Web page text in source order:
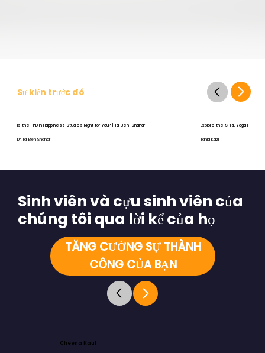
TĂNG CƯỜNG SỰ THÀNH
CÔNG CỦA BẠN
Sinh viên và cựu sinh viên của
chúng tôi qua lời kể của họ
Cheena Kaul
Sự kiện trước đó
Is the PhD in Happiness Studies Right for You? | Tal Ben-Shahar
Dr. Tal Ben Shahar
Explore the SPIRE Yoga Program
Tania Kazi